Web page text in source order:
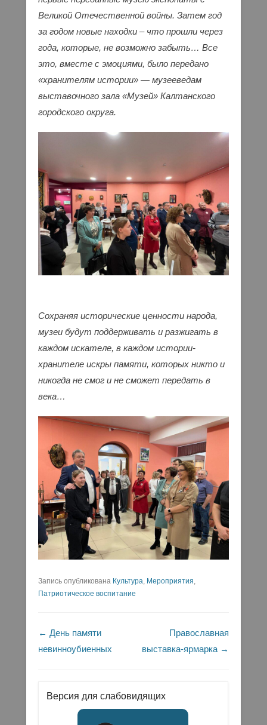
Великой Отечественной войны. Затем год
за годом новые находки – что прошли через
года, которые, не возможно забыть… Все
это, вместе с эмоциями, было передано
«хранителям истории» — музееведам
выставочного зала «Музей» Калтанского
городского округа.
Сохраняя исторические ценности народа,
музеи будут поддерживать и разжигать в
каждом искателе, в каждом истории-
хранителе искры памяти, которых никто и
никогда не смог и не сможет передать в
века…
Запись опубликована Культура, Мероприятия,
Патриотическое воспитание
Навигация по записям
← День памяти
невинноубиенных
Православная
выставка-ярмарка →
Версия для слабовидящих